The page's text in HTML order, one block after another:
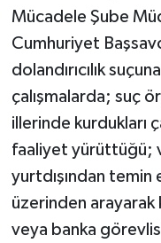
Mücadele Şube
Cumhuriyet
dolandırıcılık
çalışmalarda; suç
illerinde kurdukları
faaliyet yürüttüğü;
yurtdışından temin
üzerinden arayarak
veya banka